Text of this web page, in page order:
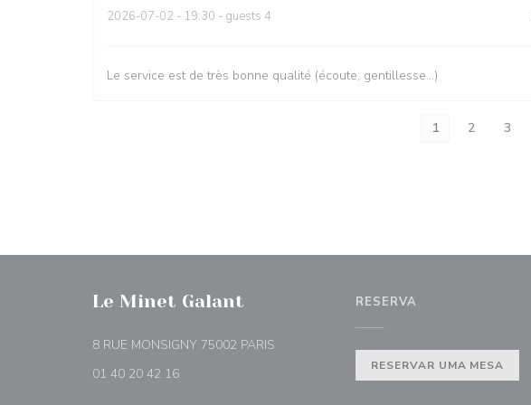
2026-07-02 - 19:30 - guests 4
Le service est de très bonne qualité (écoute, gentillesse…)
1 2 3
Le Minet Galant
8 RUE MONSIGNY 75002 PARIS
01 40 20 42 16
RESERVA
RESERVAR UMA MESA